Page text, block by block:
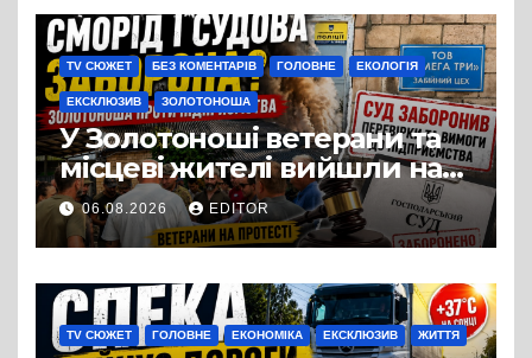
TV СЮЖЕТ БЕЗ КОМЕНТАРІВ ГОЛОВНЕ ЕКОЛОГІЯ
ЕКСКЛЮЗИВ ЗОЛОТОНОША
У Золотоноші ветерани та
місцеві жителі вийшли на
протест до стін
підприємства ТОВ «Омега
Три», що займається
виробництвом м’яса птиці
06.08.2026 EDITOR
TV СЮЖЕТ ГОЛОВНЕ ЕКОНОМІКА ЕКСКЛЮЗИВ ЖИТТЯ